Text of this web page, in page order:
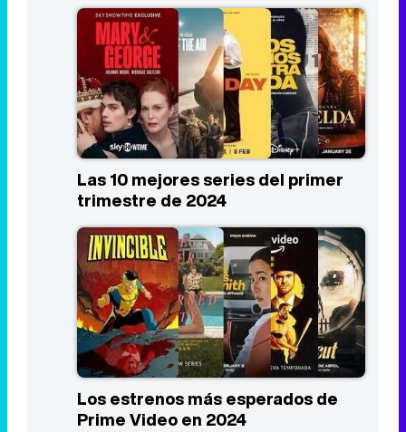
Las 10 mejores series del primer
trimestre de 2024
Los estrenos más esperados de
Prime Video en 2024